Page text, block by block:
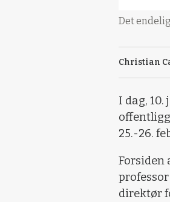
Det
Christian
I dag,
25.-26.
Forsiden
direktør